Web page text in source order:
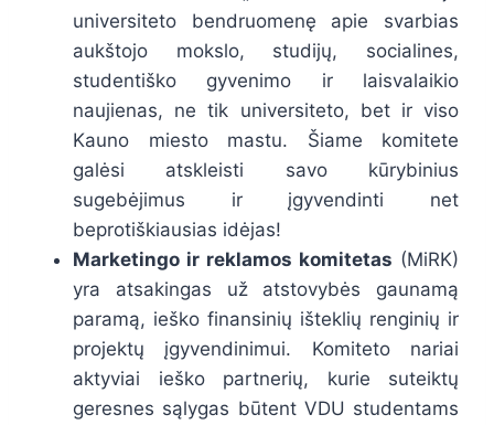
universiteto bendruomenę apie svarbias
aukštojo mokslo, studijų, socialines,
studentiško gyvenimo ir laisvalaikio
naujienas, ne tik universiteto, bet ir viso
Kauno miesto mastu. Šiame komitete
galėsi atskleisti savo kūrybinius
sugebėjimus ir įgyvendinti net
beprotiškiausias idėjas!
Marketingo ir reklamos komitetas (MiRK)
yra atsakingas už atstovybės gaunamą
paramą, ieško finansinių išteklių renginių ir
projektų įgyvendinimui. Komiteto nariai
aktyviai ieško partnerių, kurie suteiktų
geresnes sąlygas būtent VDU studentams